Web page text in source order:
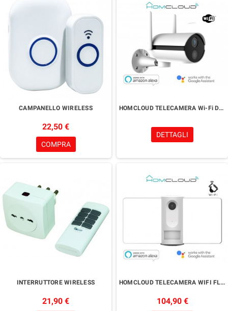
CAMPANELLO WIRELESS
22,50 €
COMPRA
HOMCLOUD TELECAMERA Wi-Fi DA ESTERNO MOTORIZZATA
DETTAGLI
INTERRUTTORE WIRELESS
21,90 €
HOMCLOUD TELECAMERA WIFI FLIGHT 1S CON LUCE-PIR-SIRENA OUTDOOR
104,90 €